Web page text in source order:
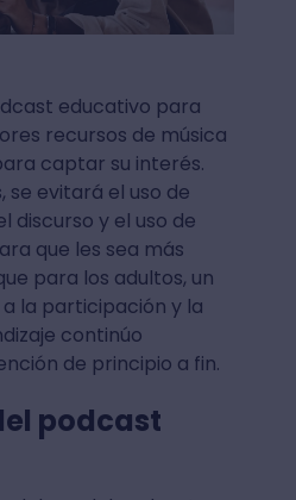
educativo para
recursos de música
captar su interés.
se evitará el uso de
discurso y el uso de
que les sea más
para los adultos, un
la participación y la
continúo
de principio a fin.
podcast